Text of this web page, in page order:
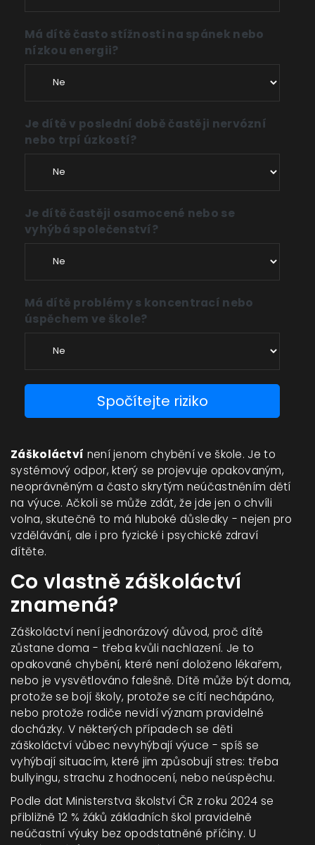
Má dítě často stížnosti na spánek nebo
nízkou energii?
Je dítě v poslední době častěji nervózní
nebo trpí úzkostí?
Je dítě častěji osamocené nebo se
vyhýbá společenství?
Má dítě problémy s koncentrací nebo
úspěchem ve škole?
Spočítejte riziko
Záškoláctví není jenom chybění ve škole. Je to
systémový odpor, který se projevuje opakovaným,
neoprávněným a často skrytým neúčastněním dětí
na výuce. Ačkoli se může zdát, že jde jen o chvíli
volna, skutečně to má hluboké důsledky - nejen pro
vzdělávání, ale i pro fyzické i psychické zdraví
dítěte.
Co vlastně záškoláctví
znamená?
Záškoláctví není jednorázový důvod, proč dítě
zůstane doma - třeba kvůli nachlazení. Je to
opakované chybění, které není doloženo lékařem,
nebo je vysvětlováno falešně. Dítě může být doma,
protože se bojí školy, protože se cítí nechápáno,
nebo protože rodiče nevidí význam pravidelné
docházky. V některých případech se děti
záškoláctví vůbec nevyhýbají výuce - spíš se
vyhýbají situacím, které jim způsobují stres: třeba
bullyingu, strachu z hodnocení, nebo neúspěchu.
Podle dat Ministerstva školství ČR z roku 2024 se
přibližně 12 % žáků základních škol pravidelně
neúčastní výuky bez opodstatněné příčiny. U